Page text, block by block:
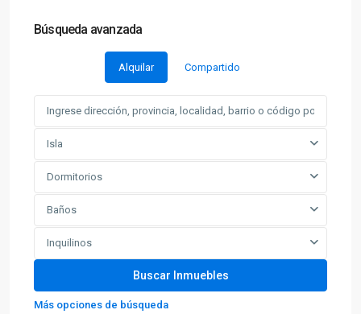
Búsqueda avanzada
Alquilar Compartido
Isla
Dormitorios
Baños
Inquilinos
Más opciones de búsqueda